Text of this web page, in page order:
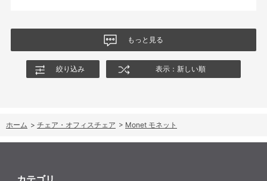
もっと見る
絞り込み 表示：新しい順
ホーム > チェア・オフィスチェア > Monet モネット